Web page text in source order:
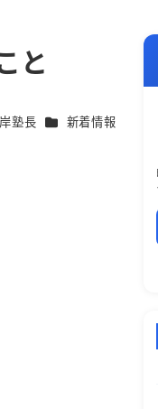
と
塾長 カテゴリー
新着情報